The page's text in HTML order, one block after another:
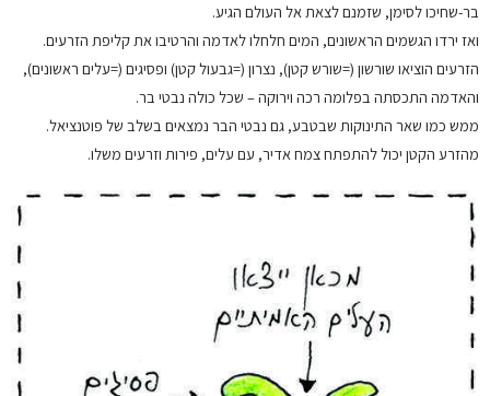
בר-שחיכו לסימן, שזמנם לצאת אל העולם הגיע.
ואז ירדו הגשמים הראשונים, המים חלחלו לאדמה והרטיבו את קליפת הזרעים.
הזרעים הוציאו שורשון (=שורש קטן), נצרון (=גבעול קטן) ופסיגים (=עלים ראשונים),
והאדמה התכסתה בפלומה רכה וירוקה – שכל כולה נבטי בר.
ממש כמו שאר התינוקות שבטבע, גם נבטי הבר נמצאים בשלב של פוטנציאל.
מהזרע הקטן יכול להתפתח צמח אדיר, עם עלים, פירות וזרעים משלו.